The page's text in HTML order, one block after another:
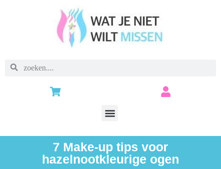
7 Make-up tips voor
hazelnootkleurige ogen